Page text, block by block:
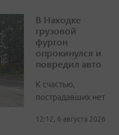
В Находке
грузовой
фургон
опрокинулся и
повредил авто
К счастью,
пострадавших нет
12:12, 6 августа 2026